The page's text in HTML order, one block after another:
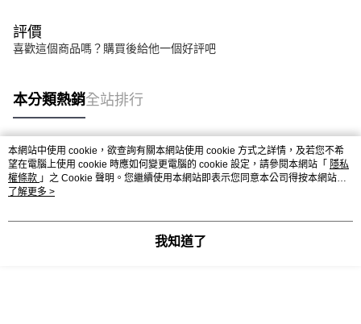
評價
喜歡這個商品嗎？購買後給他一個好評吧
本分類熱銷全站排行
熱門標籤
本網站中使用 cookie，欲查詢有關本網站使用 cookie 方式之詳情，及若您不希
望在電腦上使用 cookie 時應如何變更電腦的 cookie 設定，請參閱本網站「 隱私
權條款 」之 Cookie 聲明。您繼續使用本網站即表示您同意本公司得按本網站使
用條款之 Cookie 聲明使用 cookie。
了解更多 >
我知道了